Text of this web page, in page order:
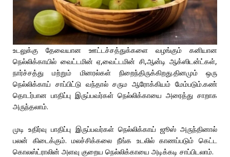
உடலுக்கு தேவையான ஊட்டச்சத்துக்களை வழங்கும் கனியான
நெல்லிக்காயில் வைட்டமின் ஏ,வைட்டமின் சி,ஆன்டி ஆக்ஸிடன்ட்கள்,
நார்ச்சத்து மற்றும் மினரல்கள் நிறைந்திருக்கிறது.தினமும் ஒரு
நெல்லிக்காய் சாப்பிட்டு வந்தால் சரும ஆரோக்கியம் மேம்படும்.கண்
தொடர்பான பாதிப்பு இருப்பவர்கள் நெல்லிக்காயை அரைத்து சாறாக
அருந்தலாம்.
முடி உதிர்வு பாதிப்பு இருப்பவர்கள் நெல்லிக்காய் ஜூஸ் அருந்தினால்
பலன் கிடைக்கும். மலச்சிக்கலை நீங்க உடலில் காணப்படும் கெட்ட
கொலஸ்ட்ராலின் அளவு குறைய நெல்லிக்காயை அடிக்கடி சாப்பிடலாம்.